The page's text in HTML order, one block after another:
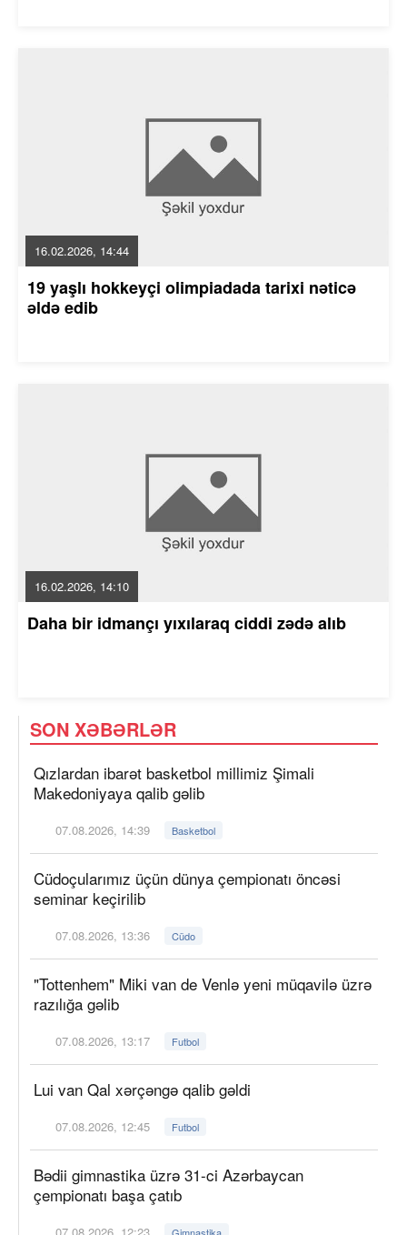
16.02.2026, 14:44
19 yaşlı hokkeyçi olimpiadada tarixi nəticə
əldə edib
16.02.2026, 14:10
Daha bir idmançı yıxılaraq ciddi zədə alıb
SON XƏBƏRLƏR
Qızlardan ibarət basketbol millimiz Şimali
Makedoniyaya qalib gəlib
07.08.2026, 14:39 Basketbol
Cüdoçularımız üçün dünya çempionatı öncəsi
seminar keçirilib
07.08.2026, 13:36 Cüdo
"Tottenhem" Miki van de Venlə yeni müqavilə üzrə
razılığa gəlib
07.08.2026, 13:17 Futbol
Lui van Qal xərçəngə qalib gəldi
07.08.2026, 12:45 Futbol
Bədii gimnastika üzrə 31-ci Azərbaycan
çempionatı başa çatıb
Gimnastika